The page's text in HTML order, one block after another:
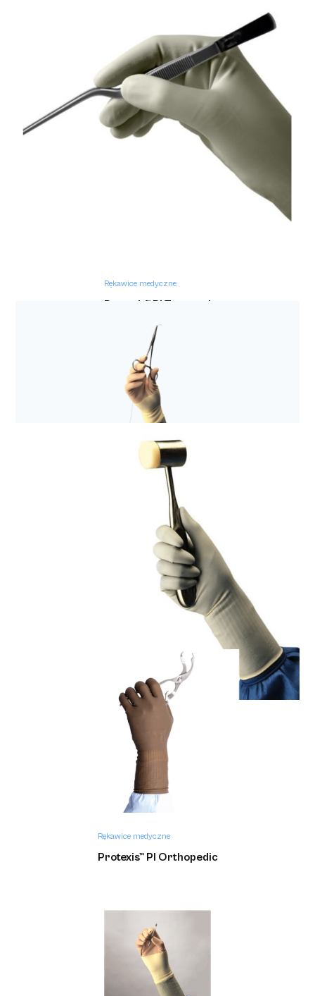
Rękawiczki nitrylowe bezpudrowe niebieskie
Rękawice medyczne
Protexis™ PI Textured
Rękawice medyczne
Rękawice medyczne
Protexis™ PI Ortho
Rękawice medyczne
Protexis™ PI Orthopedic